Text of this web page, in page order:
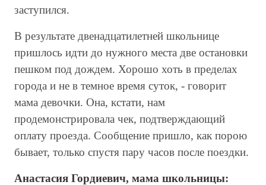
заступился.
В результате двенадцатилетней школьнице
пришлось идти до нужного места две остановки
пешком под дождем. Хорошо хоть в пределах
города и не в темное время суток, - говорит
мама девочки. Она, кстати, нам
продемонстрировала чек, подтверждающий
оплату проезда. Сообщение пришло, как порою
бывает, только спустя пару часов после поездки.
Анастасия Гордиевич, мама школьницы: